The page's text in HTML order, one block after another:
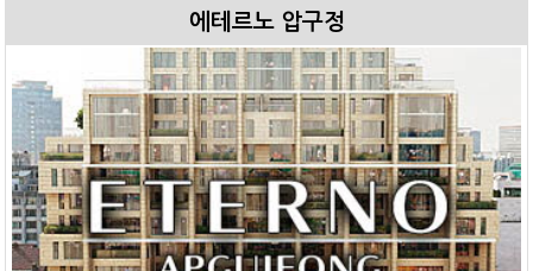
에테르노 압구정